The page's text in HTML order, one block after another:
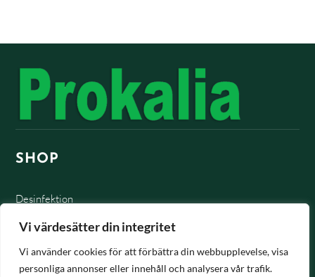
Vi värdesätter din integritet
Vi använder cookies för att förbättra din webbupplevelse, visa
personliga annonser eller innehåll och analysera vår trafik.
SHOP
Desinfektion
Näringstillskot
Hygien / sårvård